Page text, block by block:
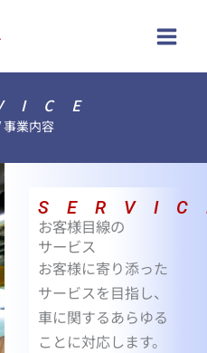
事業内容
お客様目線の
サービス
お客様に寄り添った
サービスを目指し、
車に関するあらゆる
ことに対応します。